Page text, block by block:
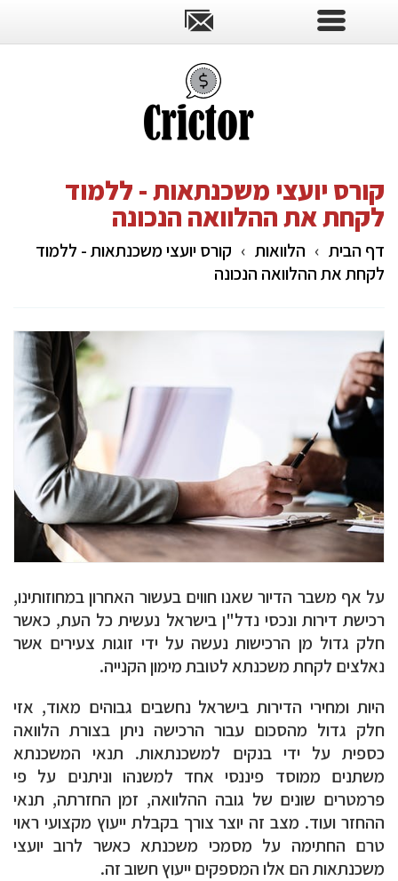
קורס יועצי משכנתאות - ללמוד
לקחת את ההלוואה הנכונה
דף הבית › הלוואות › קורס יועצי משכנתאות - ללמוד
לקחת את ההלוואה הנכונה
על אף משבר הדיור שאנו חווים בעשור האחרון במחוזותינו,
רכישת דירות ונכסי נדל"ן בישראל נעשית כל העת, כאשר
חלק גדול מן הרכישות נעשה על ידי זוגות צעירים אשר
נאלצים לקחת משכנתא לטובת מימון הקנייה.
היות ומחירי הדירות בישראל נחשבים גבוהים מאוד, אזי
חלק גדול מהסכום עבור הרכישה ניתן בצורת הלוואה
כספית על ידי בנקים למשכנתאות. תנאי המשכנתא
משתנים ממוסד פיננסי אחד למשנהו וניתנים על פי
פרמטרים שונים של גובה ההלוואה, זמן החזרתה, תנאי
ההחזר ועוד. מצב זה יוצר צורך בקבלת ייעוץ מקצועי ראוי
טרם החתימה על מסמכי משכנתא כאשר לרוב יועצי
משכנתאות הם אלו המספקים ייעוץ חשוב זה.